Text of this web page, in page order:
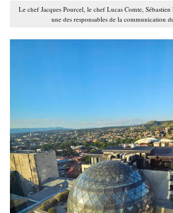
Le chef Jacques Pourcel, le chef Lucas Comte,
une des responsables de la communication